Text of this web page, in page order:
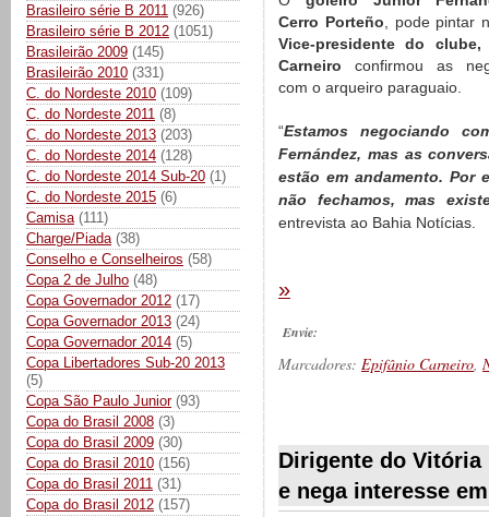
Brasileiro série B 2011 (926)
Brasileiro série B 2012 (1051)
Brasileirão 2009 (145)
Brasileirão 2010 (331)
C. do Nordeste 2010 (109)
C. do Nordeste 2011 (8)
C. do Nordeste 2013 (203)
C. do Nordeste 2014 (128)
C. do Nordeste 2014 Sub-20 (1)
C. do Nordeste 2015 (6)
Camisa (111)
Charge/Piada (38)
Conselho e Conselheiros (58)
Copa 2 de Julho (48)
Copa Governador 2012 (17)
Copa Governador 2013 (24)
Copa Governador 2014 (5)
Copa Libertadores Sub-20 2013
(5)
Copa São Paulo Junior (93)
Copa do Brasil 2008 (3)
Copa do Brasil 2009 (30)
Copa do Brasil 2010 (156)
Copa do Brasil 2011 (31)
Copa do Brasil 2012 (157)
Cerro Porteño , pode pintar
Vice-presidente do clube,
Carneiro confirmou as
com o arqueiro paraguaio.
“Estamos negociando
Fernández, mas as
estão em andamento. Por
não fechamos, mas
entrevista ao Bahia Notícias.
»
Envie:
Marcadores: Epifânio Carneiro
Dirigente do Vitória
e nega interesse